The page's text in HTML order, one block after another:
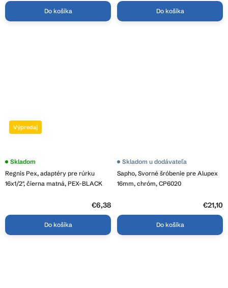
Do košíka Do košíka
Výpredaj
Regnis Pex, adaptéry pre rúrku
16x1/2", čierna matná, PEX-BLACK
Skladom
€6,38
Do košíka
Sapho, Svorné šróbenie pre Alupex
16mm, chróm, CP6020
Skladom u dodávateľa
€21,10
Do košíka